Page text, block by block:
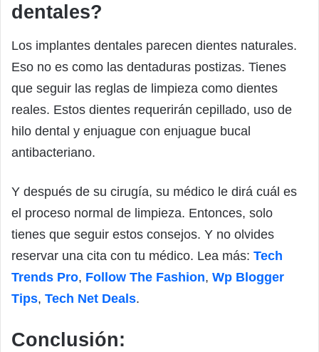
dentales?
Los implantes dentales parecen dientes naturales.
Eso no es como las dentaduras postizas. Tienes
que seguir las reglas de limpieza como dientes
reales. Estos dientes requerirán cepillado, uso de
hilo dental y enjuague con enjuague bucal
antibacteriano.
Y después de su cirugía, su médico le dirá cuál es
el proceso normal de limpieza. Entonces, solo
tienes que seguir estos consejos. Y no olvides
reservar una cita con tu médico. Lea más: Tech
Trends Pro, Follow The Fashion, Wp Blogger
Tips, Tech Net Deals.
Conclusión: